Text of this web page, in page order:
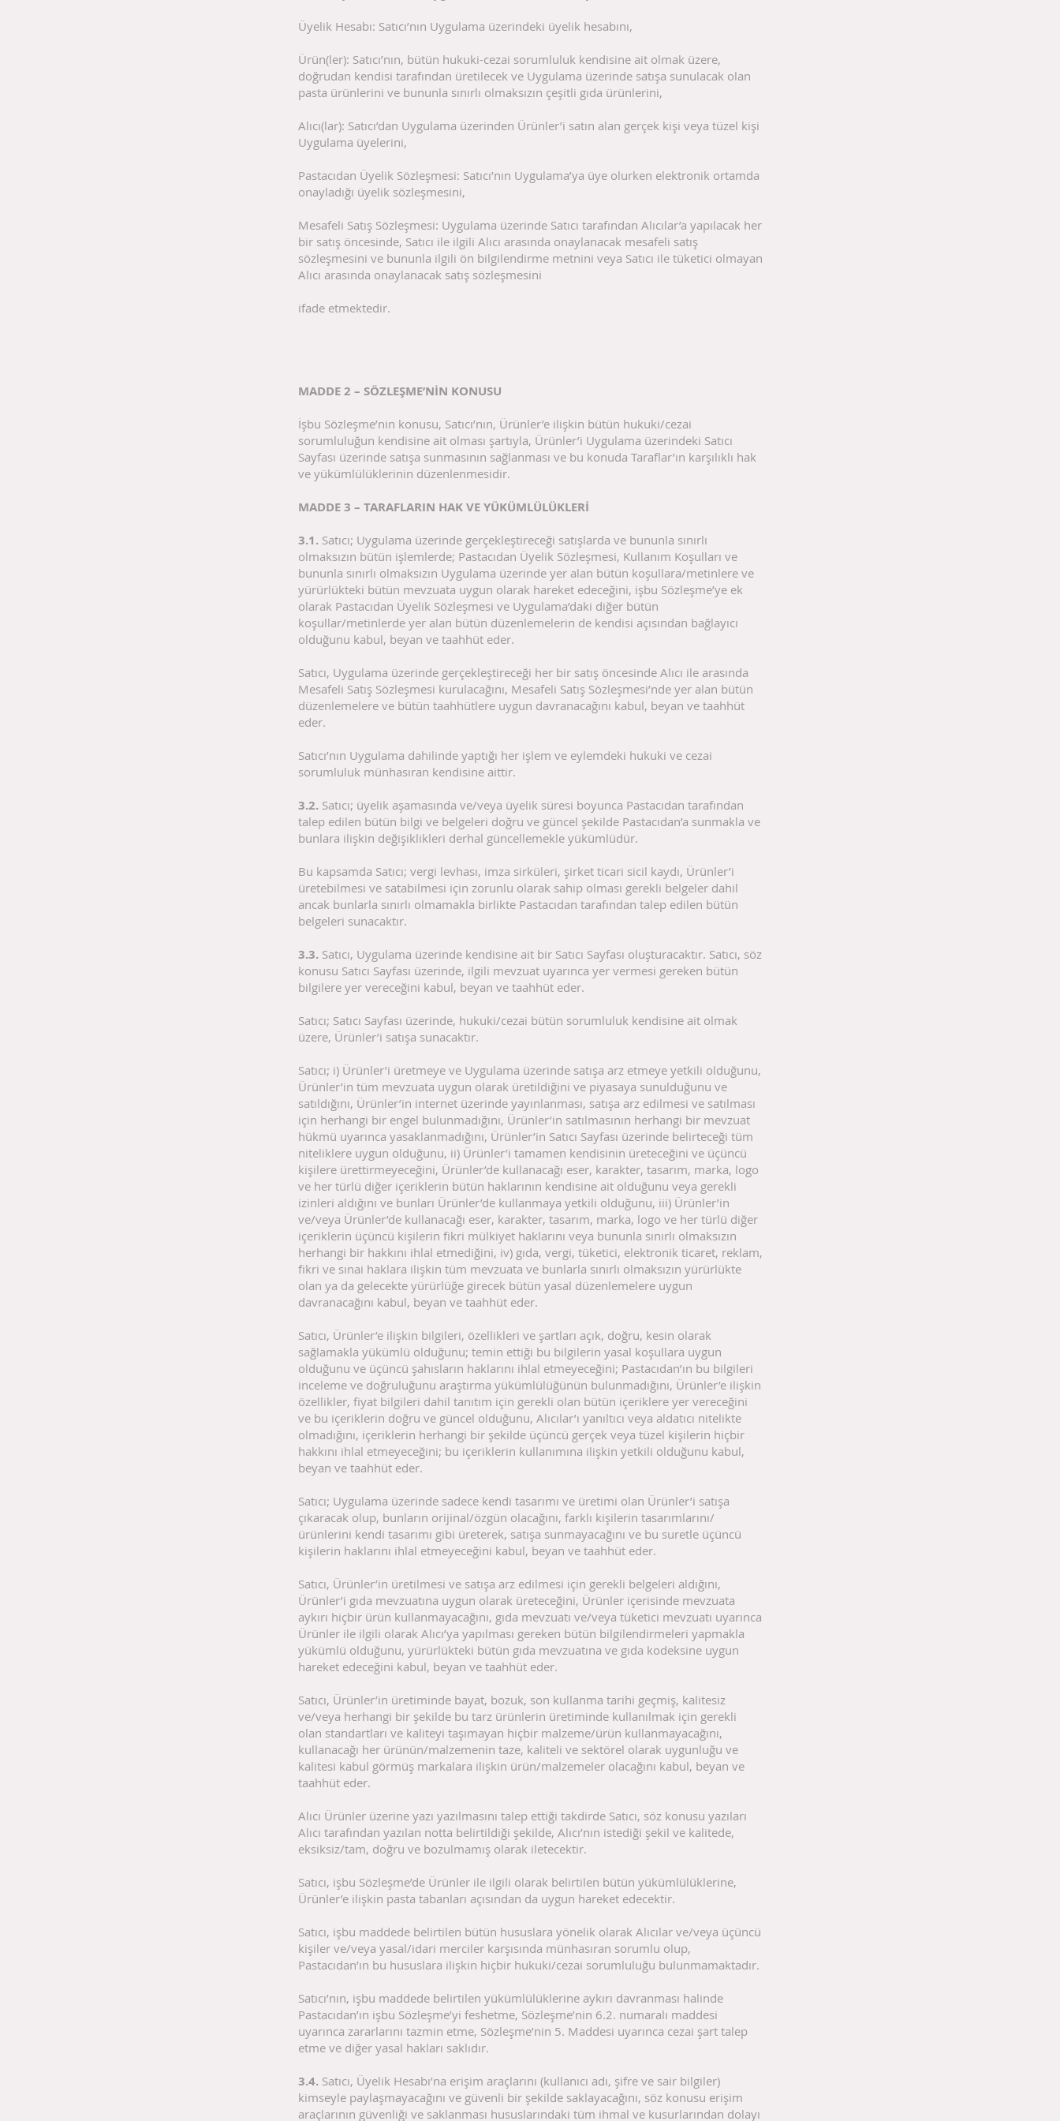
Üyelik Hesabı: Satıcı’nın Uygulama üzerindeki üyelik hesabını,
Ürün(ler): Satıcı’nın, bütün hukuki-cezai sorumluluk kendisine ait olmak üzere,
doğrudan kendisi tarafından üretilecek ve Uygulama üzerinde satışa sunulacak olan
pasta ürünlerini ve bununla sınırlı olmaksızın çeşitli gıda ürünlerini,
Alıcı(lar): Satıcı’dan Uygulama üzerinden Ürünler’i satın alan gerçek kişi veya tüzel kişi
Uygulama üyelerini,
Pastacıdan Üyelik Sözleşmesi: Satıcı’nın Uygulama’ya üye olurken elektronik ortamda
onayladığı üyelik sözleşmesini,
Mesafeli Satış Sözleşmesi: Uygulama üzerinde Satıcı tarafından Alıcılar’a yapılacak her
bir satış öncesinde, Satıcı ile ilgili Alıcı arasında onaylanacak mesafeli satış
sözleşmesini ve bununla ilgili ön bilgilendirme metnini veya Satıcı ile tüketici olmayan
Alıcı arasında onaylanacak satış sözleşmesini
ifade etmektedir.
MADDE 2 – SÖZLEŞME’NİN KONUSU
İşbu Sözleşme’nin konusu, Satıcı’nın, Ürünler’e ilişkin bütün hukuki/cezai
sorumluluğun kendisine ait olması şartıyla, Ürünler’i Uygulama üzerindeki Satıcı
Sayfası üzerinde satışa sunmasının sağlanması ve bu konuda Taraflar’ın karşılıklı hak
ve yükümlülüklerinin düzenlenmesidir.
MADDE 3 – TARAFLARIN HAK VE YÜKÜMLÜLÜKLERİ
3.1. Satıcı; Uygulama üzerinde gerçekleştireceği satışlarda ve bununla sınırlı
olmaksızın bütün işlemlerde; Pastacıdan Üyelik Sözleşmesi, Kullanım Koşulları ve
bununla sınırlı olmaksızın Uygulama üzerinde yer alan bütün koşullara/metinlere ve
yürürlükteki bütün mevzuata uygun olarak hareket edeceğini, işbu Sözleşme’ye ek
olarak Pastacıdan Üyelik Sözleşmesi ve Uygulama’daki diğer bütün
koşullar/metinlerde yer alan bütün düzenlemelerin de kendisi açısından bağlayıcı
olduğunu kabul, beyan ve taahhüt eder.
Satıcı, Uygulama üzerinde gerçekleştireceği her bir satış öncesinde Alıcı ile arasında
Mesafeli Satış Sözleşmesi kurulacağını, Mesafeli Satış Sözleşmesi’nde yer alan bütün
düzenlemelere ve bütün taahhütlere uygun davranacağını kabul, beyan ve taahhüt
eder.
Satıcı’nın Uygulama dahilinde yaptığı her işlem ve eylemdeki hukuki ve cezai
sorumluluk münhasıran kendisine aittir.
3.2. Satıcı; üyelik aşamasında ve/veya üyelik süresi boyunca Pastacıdan tarafından
talep edilen bütün bilgi ve belgeleri doğru ve güncel şekilde Pastacıdan’a sunmakla ve
bunlara ilişkin değişiklikleri derhal güncellemekle yükümlüdür.
Bu kapsamda Satıcı; vergi levhası, imza sirküleri, şirket ticari sicil kaydı, Ürünler’i
üretebilmesi ve satabilmesi için zorunlu olarak sahip olması gerekli belgeler dahil
ancak bunlarla sınırlı olmamakla birlikte Pastacıdan tarafından talep edilen bütün
belgeleri sunacaktır.
3.3. Satıcı, Uygulama üzerinde kendisine ait bir Satıcı Sayfası oluşturacaktır. Satıcı, söz
konusu Satıcı Sayfası üzerinde, ilgili mevzuat uyarınca yer vermesi gereken bütün
bilgilere yer vereceğini kabul, beyan ve taahhüt eder.
Satıcı; Satıcı Sayfası üzerinde, hukuki/cezai bütün sorumluluk kendisine ait olmak
üzere, Ürünler’i satışa sunacaktır.
Satıcı; i) Ürünler’i üretmeye ve Uygulama üzerinde satışa arz etmeye yetkili olduğunu,
Ürünler’in tüm mevzuata uygun olarak üretildiğini ve piyasaya sunulduğunu ve
satıldığını, Ürünler’in internet üzerinde yayınlanması, satışa arz edilmesi ve satılması
için herhangi bir engel bulunmadığını, Ürünler’in satılmasının herhangi bir mevzuat
hükmü uyarınca yasaklanmadığını, Ürünler’in Satıcı Sayfası üzerinde belirteceği tüm
niteliklere uygun olduğunu, ii) Ürünler’i tamamen kendisinin üreteceğini ve üçüncü
kişilere ürettirmeyeceğini, Ürünler’de kullanacağı eser, karakter, tasarım, marka, logo
ve her türlü diğer içeriklerin bütün haklarının kendisine ait olduğunu veya gerekli
izinleri aldığını ve bunları Ürünler’de kullanmaya yetkili olduğunu, iii) Ürünler’in
ve/veya Ürünler’de kullanacağı eser, karakter, tasarım, marka, logo ve her türlü diğer
içeriklerin üçüncü kişilerin fikri mülkiyet haklarını veya bununla sınırlı olmaksızın
herhangi bir hakkını ihlal etmediğini, iv) gıda, vergi, tüketici, elektronik ticaret, reklam,
fikri ve sınai haklara ilişkin tüm mevzuata ve bunlarla sınırlı olmaksızın yürürlükte
olan ya da gelecekte yürürlüğe girecek bütün yasal düzenlemelere uygun
davranacağını kabul, beyan ve taahhüt eder.
Satıcı, Ürünler’e ilişkin bilgileri, özellikleri ve şartları açık, doğru, kesin olarak
sağlamakla yükümlü olduğunu; temin ettiği bu bilgilerin yasal koşullara uygun
olduğunu ve üçüncü şahısların haklarını ihlal etmeyeceğini; Pastacıdan’ın bu bilgileri
inceleme ve doğruluğunu araştırma yükümlülüğünün bulunmadığını, Ürünler’e ilişkin
özellikler, fiyat bilgileri dahil tanıtım için gerekli olan bütün içeriklere yer vereceğini
ve bu içeriklerin doğru ve güncel olduğunu, Alıcılar’ı yanıltıcı veya aldatıcı nitelikte
olmadığını, içeriklerin herhangi bir şekilde üçüncü gerçek veya tüzel kişilerin hiçbir
hakkını ihlal etmeyeceğini; bu içeriklerin kullanımına ilişkin yetkili olduğunu kabul,
beyan ve taahhüt eder.
Satıcı; Uygulama üzerinde sadece kendi tasarımı ve üretimi olan Ürünler’i satışa
çıkaracak olup, bunların orijinal/özgün olacağını, farklı kişilerin tasarımlarını/
ürünlerini kendi tasarımı gibi üreterek, satışa sunmayacağını ve bu suretle üçüncü
kişilerin haklarını ihlal etmeyeceğini kabul, beyan ve taahhüt eder.
Satıcı, Ürünler’in üretilmesi ve satışa arz edilmesi için gerekli belgeleri aldığını,
Ürünler’i gıda mevzuatına uygun olarak üreteceğini, Ürünler içerisinde mevzuata
aykırı hiçbir ürün kullanmayacağını, gıda mevzuatı ve/veya tüketici mevzuatı uyarınca
Ürünler ile ilgili olarak Alıcı’ya yapılması gereken bütün bilgilendirmeleri yapmakla
yükümlü olduğunu, yürürlükteki bütün gıda mevzuatına ve gıda kodeksine uygun
hareket edeceğini kabul, beyan ve taahhüt eder.
Satıcı, Ürünler’in üretiminde bayat, bozuk, son kullanma tarihi geçmiş, kalitesiz
ve/veya herhangi bir şekilde bu tarz ürünlerin üretiminde kullanılmak için gerekli
olan standartları ve kaliteyi taşımayan hiçbir malzeme/ürün kullanmayacağını,
kullanacağı her ürünün/malzemenin taze, kaliteli ve sektörel olarak uygunluğu ve
kalitesi kabul görmüş markalara ilişkin ürün/malzemeler olacağını kabul, beyan ve
taahhüt eder.
Alıcı Ürünler üzerine yazı yazılmasını talep ettiği takdirde Satıcı, söz konusu yazıları
Alıcı tarafından yazılan notta belirtildiği şekilde, Alıcı’nın istediği şekil ve kalitede,
eksiksiz/tam, doğru ve bozulmamış olarak iletecektir.
Satıcı, işbu Sözleşme’de Ürünler ile ilgili olarak belirtilen bütün yükümlülüklerine,
Ürünler’e ilişkin pasta tabanları açısından da uygun hareket edecektir.
Satıcı, işbu maddede belirtilen bütün hususlara yönelik olarak Alıcılar ve/veya üçüncü
kişiler ve/veya yasal/idari merciler karşısında münhasıran sorumlu olup,
Pastacıdan’ın bu hususlara ilişkin hiçbir hukuki/cezai sorumluluğu bulunmamaktadır.
Satıcı’nın, işbu maddede belirtilen yükümlülüklerine aykırı davranması halinde
Pastacıdan’ın işbu Sözleşme’yi feshetme, Sözleşme’nin 6.2. numaralı maddesi
uyarınca zararlarını tazmin etme, Sözleşme’nin 5. Maddesi uyarınca cezai şart talep
etme ve diğer yasal hakları saklıdır.
3.4. Satıcı, Üyelik Hesabı’na erişim araçlarını (kullanıcı adı, şifre ve sair bilgiler)
kimseyle paylaşmayacağını ve güvenli bir şekilde saklayacağını, söz konusu erişim
araçlarının güvenliği ve saklanması hususlarındaki tüm ihmal ve kusurlarından dolayı